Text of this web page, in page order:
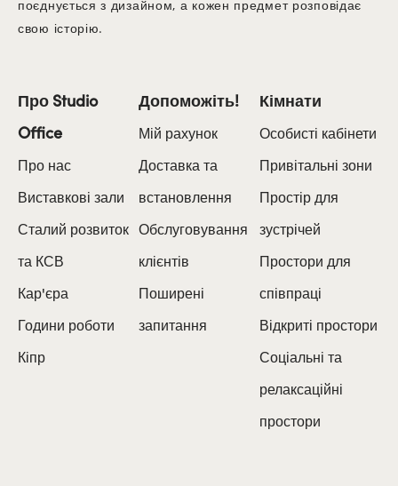
поєднується з дизайном, а кожен предмет розповідає
свою історію.
Про Studio
Office
Про нас
Виставкові зали
Сталий розвиток
та КСВ
Кар'єра
Години роботи
Кіпр
Допоможіть!
Мій рахунок
Доставка та
встановлення
Обслуговування
клієнтів
Поширені
запитання
Кімнати
Особисті кабінети
Привітальні зони
Простір для
зустрічей
Простори для
співпраці
Відкриті простори
Соціальні та
релаксаційні
простори